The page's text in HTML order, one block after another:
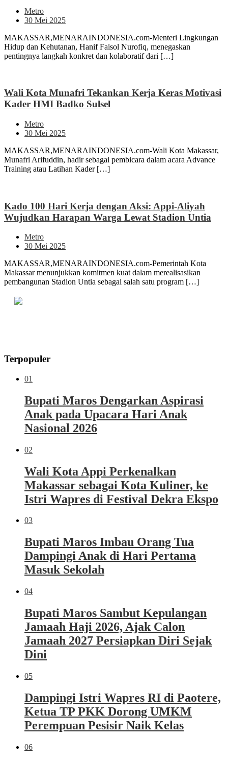
Metro
30 Mei 2025
MAKASSAR,MENARAINDONESIA.com-Menteri Lingkungan
Hidup dan Kehutanan, Hanif Faisol Nurofiq, menegaskan
pentingnya langkah konkret dan kolaboratif dari […]
Wali Kota Munafri Tekankan Kerja Keras Motivasi
Kader HMI Badko Sulsel
Metro
30 Mei 2025
MAKASSAR,MENARAINDONESIA.com-Wali Kota Makassar,
Munafri Arifuddin, hadir sebagai pembicara dalam acara Advance
Training atau Latihan Kader […]
Kado 100 Hari Kerja dengan Aksi: Appi-Aliyah
Wujudkan Harapan Warga Lewat Stadion Untia
Metro
30 Mei 2025
MAKASSAR,MENARAINDONESIA.com-Pemerintah Kota
Makassar menunjukkan komitmen kuat dalam merealisasikan
pembangunan Stadion Untia sebagai salah satu program […]
Terpopuler
01
Bupati Maros Dengarkan Aspirasi
Anak pada Upacara Hari Anak
Nasional 2026
02
Wali Kota Appi Perkenalkan
Makassar sebagai Kota Kuliner, ke
Istri Wapres di Festival Dekra Ekspo
03
Bupati Maros Imbau Orang Tua
Dampingi Anak di Hari Pertama
Masuk Sekolah
04
Bupati Maros Sambut Kepulangan
Jamaah Haji 2026, Ajak Calon
Jamaah 2027 Persiapkan Diri Sejak
Dini
05
Dampingi Istri Wapres RI di Paotere,
Ketua TP PKK Dorong UMKM
Perempuan Pesisir Naik Kelas
06